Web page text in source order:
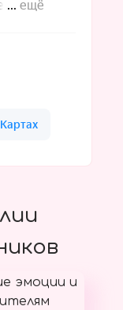
эмоции и